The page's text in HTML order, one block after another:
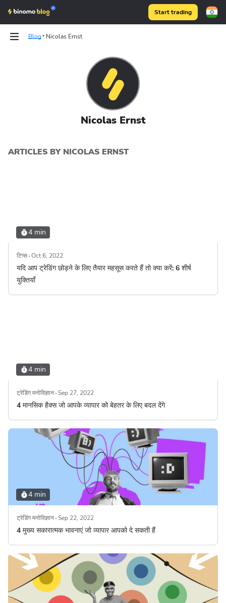
Start trading
Blog Nicolas Ernst
Binomo on Telegram
Binomo on Telegram
Nicolas Ernst
ARTICLES BY NICOLAS ERNST
4 min
टिप्स Oct 6, 2022
यदि आप ट्रेडिंग छोड़ने के लिए तैयार महसूस करते हैं तो क्या करें: 6 शीर्ष
युक्तियाँ
4 min
ट्रेडिंग मनोविज्ञान Sep 27, 2022
4 मानसिक हैक्स जो आपके व्यापार को बेहतर के लिए बदल देंगे
4 min
ट्रेडिंग मनोविज्ञान Sep 22, 2022
4 मुख्य सकारात्मक भावनाएं जो व्यापार आपको दे सकती हैं